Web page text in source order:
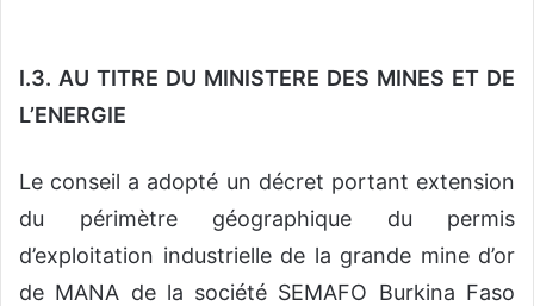
I.3. AU TITRE DU MINISTERE DES MINES ET DE
L’ENERGIE
Le conseil a adopté un décret portant extension
du périmètre géographique du permis
d’exploitation industrielle de la grande mine d’or
de MANA de la société SEMAFO Burkina Faso